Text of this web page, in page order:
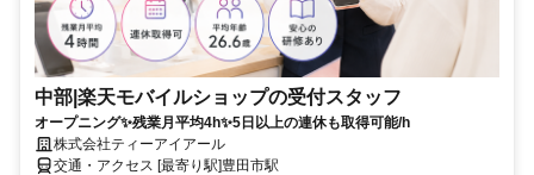
中部|楽天モバイルショップの受付スタッフ
オープニング✨残業月平均4h✨5日以上の連休も取得可能/h
株式会社ティーアイアール
交通・アクセス [最寄り駅]豊田市駅